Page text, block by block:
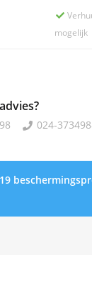

mogelijk
 024-